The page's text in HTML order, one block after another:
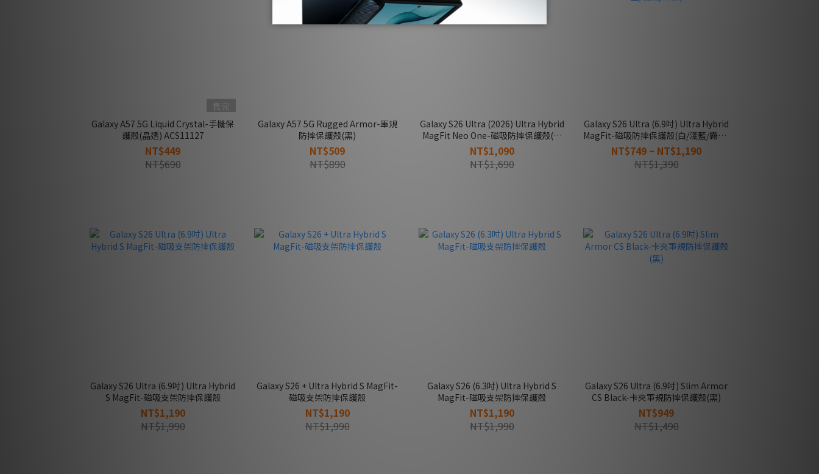
售完
Galaxy A57 5G Liquid Crystal-手機保
護殼(晶透) ACS11127
NT$449
NT$690
Galaxy A57 5G Rugged Armor-軍規
防摔保護殼(黑)
NT$509
NT$890
Galaxy S26 Ultra (2026) Ultra Hybrid
MagFit Neo One-磁吸防摔保護殼(新
透視結構)
NT$1,090
NT$1,690
Galaxy S26 Ultra (6.9吋) Ultra Hybrid
MagFit-磁吸防摔保護殼(白/淺藍/霧黑/
深紫)
NT$749 ~ NT$1,190
NT$1,390
Galaxy S26 Ultra (6.9吋) Ultra Hybrid
S MagFit-磁吸支架防摔保護殼
NT$1,190
NT$1,990
Galaxy S26 + Ultra Hybrid S MagFit-
磁吸支架防摔保護殼
NT$1,190
NT$1,990
Galaxy S26 (6.3吋) Ultra Hybrid S
MagFit-磁吸支架防摔保護殼
NT$1,190
NT$1,990
Galaxy S26 Ultra (6.9吋) Slim Armor
CS Black-卡夾軍規防摔保護殼(黑)
NT$949
NT$1,490